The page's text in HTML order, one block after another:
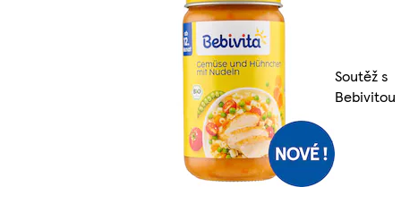
Soutěž s
Bebivitou